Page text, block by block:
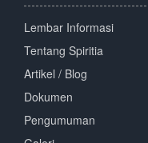
Lembar Informasi
Tentang Spiritia
Artikel / Blog
Dokumen
Pengumuman